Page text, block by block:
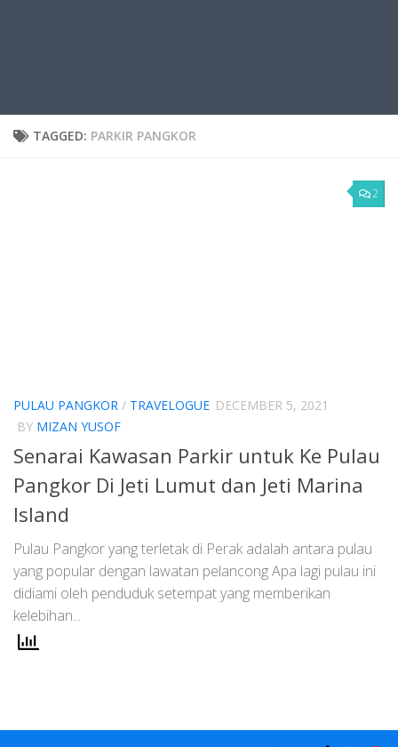
TAGGED: PARKIR PANGKOR
2
PULAU PANGKOR / TRAVELOGUE DECEMBER 5, 2021
BY MIZAN YUSOF
Senarai Kawasan Parkir untuk Ke Pulau
Pangkor Di Jeti Lumut dan Jeti Marina
Island
Pulau Pangkor yang terletak di Perak adalah antara pulau
yang popular dengan lawatan pelancong Apa lagi pulau ini
didiami oleh penduduk setempat yang memberikan
kelebihan...